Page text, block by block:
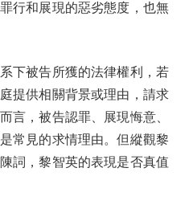
行和展現的惡劣態度，也無
被告所獲的法律權利，若
提供相關背景或理由，請求
言，被告認罪、展現悔意、
常見的求情理由。但縱觀黎
詞，黎智英的表現是否真值